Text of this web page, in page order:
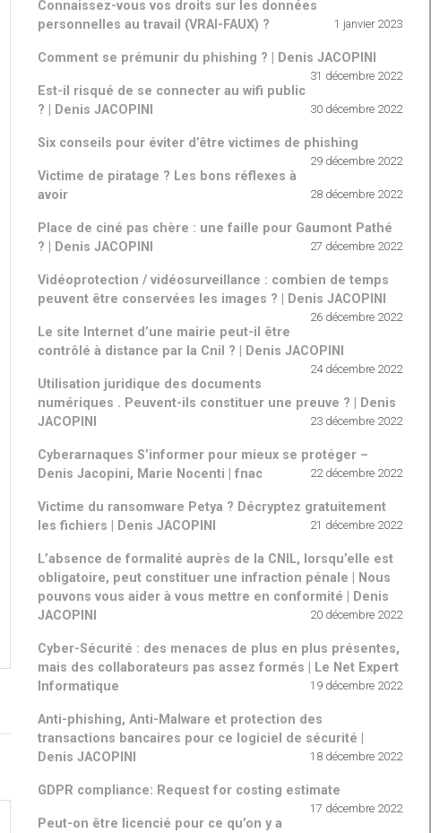
Connaissez-vous vos droits sur les données
personnelles au travail (VRAI-FAUX) ?
1 janvier 2023
Comment se prémunir du phishing ? | Denis JACOPINI
31 décembre 2022
Est-il risqué de se connecter au wifi public
? | Denis JACOPINI
30 décembre 2022
Six conseils pour éviter d’être victimes de phishing
29 décembre 2022
Victime de piratage ? Les bons réflexes à
avoir
28 décembre 2022
Place de ciné pas chère : une faille pour Gaumont Pathé
? | Denis JACOPINI
27 décembre 2022
Vidéoprotection / vidéosurveillance : combien de temps
peuvent être conservées les images ? | Denis JACOPINI
26 décembre 2022
Le site Internet d’une mairie peut-il être
contrôlé à distance par la Cnil ? | Denis JACOPINI
24 décembre 2022
Utilisation juridique des documents
numériques . Peuvent-ils constituer une preuve ? | Denis
JACOPINI
23 décembre 2022
Cyberarnaques S’informer pour mieux se protéger –
Denis Jacopini, Marie Nocenti | fnac
22 décembre 2022
Victime du ransomware Petya ? Décryptez gratuitement
les fichiers | Denis JACOPINI
21 décembre 2022
L’absence de formalité auprès de la CNIL, lorsqu’elle est
obligatoire, peut constituer une infraction pénale | Nous
pouvons vous aider à vous mettre en conformité | Denis
JACOPINI
20 décembre 2022
Cyber-Sécurité : des menaces de plus en plus présentes,
mais des collaborateurs pas assez formés | Le Net Expert
Informatique
19 décembre 2022
Anti-phishing, Anti-Malware et protection des
transactions bancaires pour ce logiciel de sécurité |
Denis JACOPINI
18 décembre 2022
GDPR compliance: Request for costing estimate
17 décembre 2022
Peut-on être licencié pour ce qu’on y a